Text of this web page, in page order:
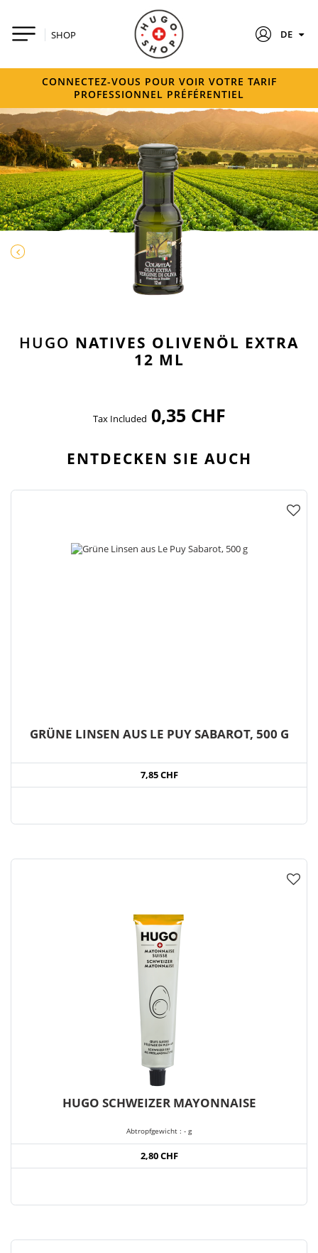
SHOP DE
CONNECTEZ-VOUS POUR VOIR VOTRE TARIF
PROFESSIONNEL PRÉFÉRENTIEL
HUGO NATIVES OLIVENÖL EXTRA
12 ML
Tax Included 0,35 CHF
ENTDECKEN SIE AUCH
GRÜNE LINSEN AUS LE PUY SABAROT, 500 G
7,85 CHF
HUGO SCHWEIZER MAYONNAISE
Abtropfgewicht : - g
2,80 CHF